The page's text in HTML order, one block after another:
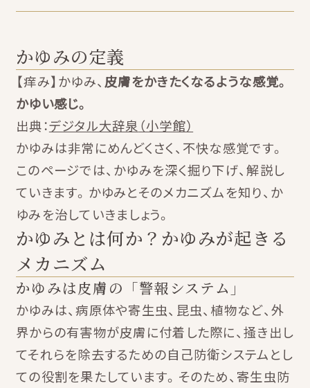
かゆみの定義
【痒み】かゆみ、 皮膚をかきたくなるような感覚。
かゆい感じ。
出典：デジタル大辞泉 （小学館）
かゆみは非常にめんどくさく、不快な感覚です。
このページでは、かゆみを深く掘り下げ、解説し
ていきます。かゆみとそのメカニズムを知り、か
ゆみを治していきましょう。
かゆみとは何か？かゆみが起きる
メカニズム
かゆみは皮膚の「警報システム」
かゆみは、病原体や寄生虫、昆虫、植物など、外
界からの有害物が皮膚に付着した際に、掻き出し
てそれらを除去するための自己防衛システムとし
ての役割を果たしています。そのため、寄生虫防